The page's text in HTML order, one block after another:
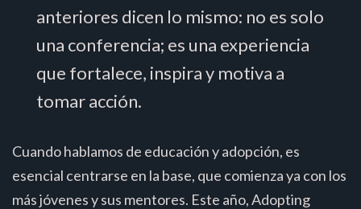
anteriores dicen lo mismo: no es solo
una conferencia; es una experiencia
que fortalece, inspira y motiva a
tomar acción.
Cuando hablamos de educación y adopción, es
esencial centrarse en la base, que comienza ya con los
más jóvenes y sus mentores. Este año, Adopting